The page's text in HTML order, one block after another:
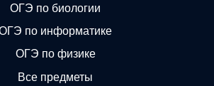
ОГЭ по биологии
по информатике
ОГЭ по физике
Все предметы